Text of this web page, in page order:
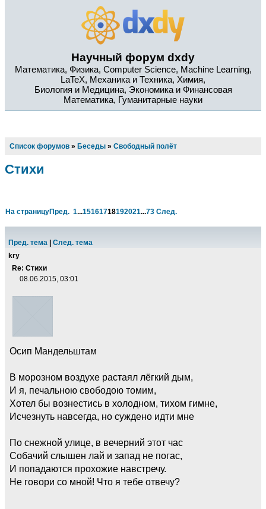
Научный форум dxdy
Математика, Физика, Computer Science, Machine Learning,
LaTeX, Механика и Техника, Химия,
Биология и Медицина, Экономика и Финансовая
Математика, Гуманитарные науки
Список форумов » Беседы » Свободный полёт
Стихи
На страницуПред. 1...15161718192021...73 След.
Пред. тема
След. тема
kry
Re: Стихи
08.06.2015, 03:01
Осип Мандельштам
В морозном воздухе растаял лёгкий дым,
И я, печальною свободою томим,
Хотел бы вознестись в холодном, тихом гимне,
Исчезнуть навсегда, но суждено идти мне
По снежной улице, в вечерний этот час
Собачий слышен лай и запад не погас,
И попадаются прохожие навстречу.
Не говори со мной! Что я тебе отвечу?